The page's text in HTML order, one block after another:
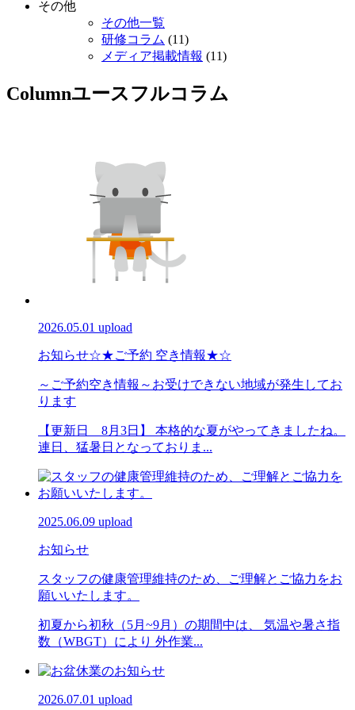
その他
その他一覧
研修コラム (11)
メディア掲載情報 (11)
Columnユースフルコラム
2026.05.01 upload
お知らせ☆★ご予約 空き情報★☆
～ご予約空き情報～お受けできない地域が発生してお
ります
【更新日 8月3日】 本格的な夏がやってきましたね。
連日、猛暑日となっておりま...
2025.06.09 upload
お知らせ
スタッフの健康管理維持のため、ご理解とご協力をお
願いいたします。
初夏から初秋（5月~9月）の期間中は、 気温や暑さ指
数（WBGT）により 外作業...
2026.07.01 upload